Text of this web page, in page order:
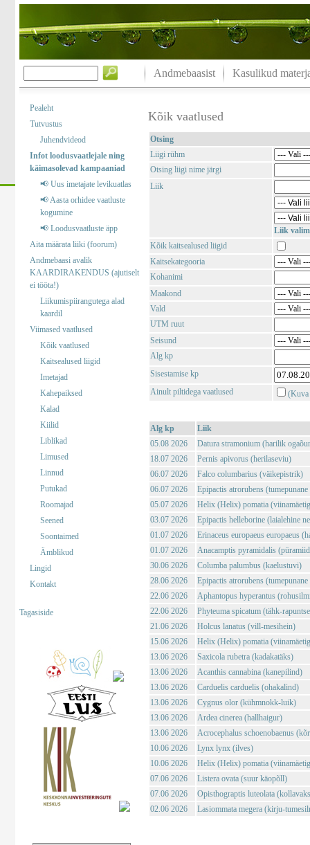
Andmebaasist Kasulikud
Pealeht
Tutvustus
Juhendvideod
Infot loodusvaatlejale ning
käimasolevad kampaaniad
📢 Uus imetajate levikuatlas
📢 Aasta orhidee vaatluste
kogumine
📢 Loodusvaatluste äpp
Aita määrata liiki (foorum)
Andmebaasi avalik
KAARDIRAKENDUS (ajutiselt
ei tööta!)
Liikumispiirangutega alad
kaardil
Viimased vaatlused
Kõik vaatlused
Kaitsealused liigid
Imetajad
Kahepaiksed
Kalad
Kiilid
Liblikad
Limused
Linnud
Putukad
Roomajad
Seened
Soontaimed
Ämblikud
Lingid
Kontakt
Tagasiside
Kõik vaatlused
Otsing
Liigi rühm
Otsing liigi nime järgi
Liik
Liik
Kõik kaitsealused liigid
Kaitsekategooria
Kohanimi
Maakond
Vald
UTM ruut
Seisund
Alg kp
Sisestamise kp
Ainult piltidega vaatlused
(Kuva
Alg kp
Liik
05.08 2026
Datura stramonium (harilik
18.07 2026
Pernis apivorus (herilaseviu)
06.07 2026
Falco columbarius (väikepistrik)
06.07 2026
Epipactis atrorubens
05.07 2026
Helix (Helix) pomatia
03.07 2026
Epipactis helleborine (laialehine
01.07 2026
Erinaceus europaeus europaeus
01.07 2026
Anacamptis pyramidalis
30.06 2026
Columba palumbus (kaelustuvi)
28.06 2026
Epipactis atrorubens
22.06 2026
Aphantopus hyperantus
22.06 2026
Phyteuma spicatum (tähk-
21.06 2026
Holcus lanatus (vill-mesihein)
15.06 2026
Helix (Helix) pomatia
13.06 2026
Saxicola rubetra (kadakatäks)
13.06 2026
Acanthis cannabina (kanepilind)
13.06 2026
Carduelis carduelis (ohakalind)
13.06 2026
Cygnus olor (kühmnokk-luik)
13.06 2026
Ardea cinerea (hallhaigur)
13.06 2026
Acrocephalus schoenobaenus
10.06 2026
Lynx lynx (ilves)
10.06 2026
Helix (Helix) pomatia
07.06 2026
Listera ovata (suur käopõll)
07.06 2026
Opisthograptis luteolata
02.06 2026
Lasiommata megera (kirju-